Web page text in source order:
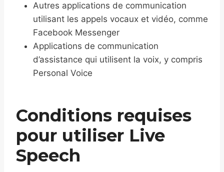
Autres applications de communication
utilisant les appels vocaux et vidéo, comme
Facebook Messenger
Applications de communication
d’assistance qui utilisent la voix, y compris
Personal Voice
Conditions requises
pour utiliser Live
Speech